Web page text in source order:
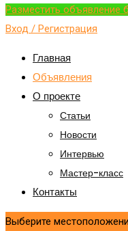
Разместить объявление
Вход / Регистрация
Главная
Объявления
О проекте
Статьи
Новости
Интервью
Мастер-класс
Контакты
Выберите